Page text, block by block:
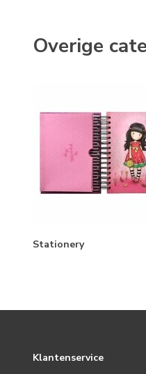
Overige
Stationery
Klantenservice